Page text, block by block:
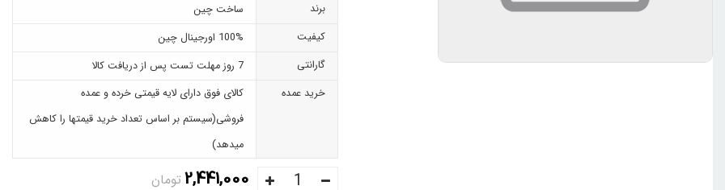
برند
ساخت چین
کیفیت
100% اورجینال چین
گارانتی
7 روز مهلت تست پس از دریافت کالا
خرید عمده
کالای فوق دارای لایه قیمتی خرده و عمده
فروشی(سیستم بر اساس تعداد خرید قیمتها را کاهش
میدهد)
2,441,000تومان